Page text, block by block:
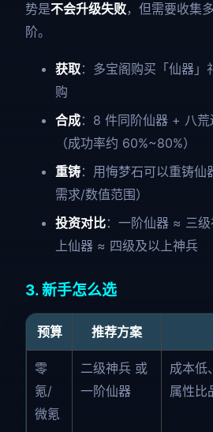
势是不会升级失败，但需要收集
阶。
获取：多宝阁购买「仙器」
购
合成：8 件同阶仙器 + 八
（成功率约 60%~80%）
重铸：用悔梦石可以重铸仙
需求/数值范围）
投资对比：一阶仙器 ≈ 三
上仙器 ≈ 四级及以上神兵
3. 新手怎么选
预算 推荐方案
零
氪/
微氪
二级神兵 或
一阶仙器
成本低
属性比